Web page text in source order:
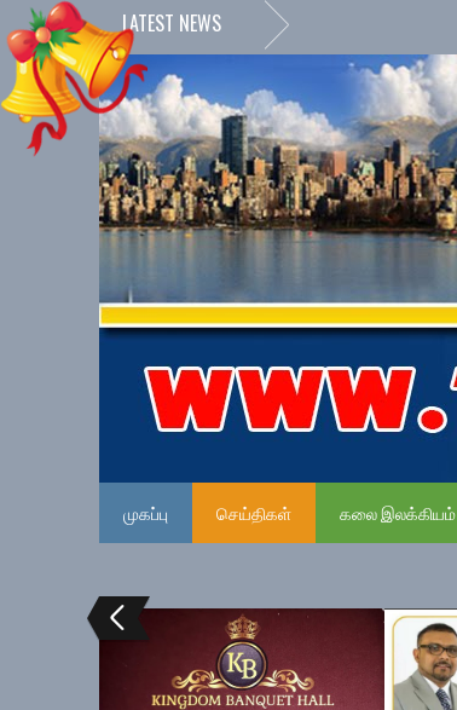
LATEST NEWS
முகப்பு செய்திகள் கலை இலக்கியம்